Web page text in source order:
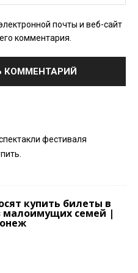
фестиваля
купить билеты в
малоимущих семей |
почты и веб-сайт
комментария.